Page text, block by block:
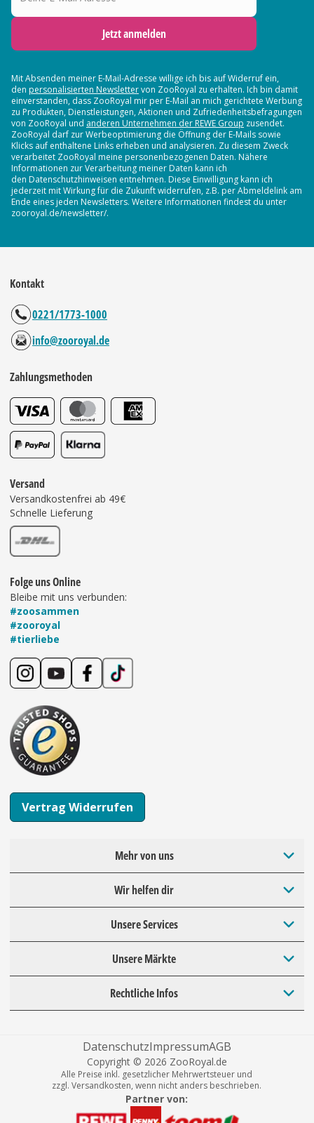
Jetzt anmelden
Mit Absenden meiner E-Mail-Adresse willige ich bis auf Widerruf ein,
den personalisierten Newslettervon ZooRoyal zu erhalten. Ich bin damit
einverstanden, dass ZooRoyal mir per E-Mail an mich gerichtete Werbung
zu Produkten, Dienstleistungen, Aktionen und Zufriedenheitsbefragungen
von ZooRoyal und anderen Unternehmen der REWE Group zusendet.
ZooRoyal darf zur Werbeoptimierung die Öffnung der E-Mails sowie
Klicks auf enthaltene Links erheben und analysieren. Zu diesem Zweck
verarbeitet ZooRoyal meine personenbezogenen Daten. Nähere
Informationen zur Verarbeitung meiner Daten kann ich
den Datenschutzhinweisen entnehmen. Diese Einwilligung kann ich
jederzeit mit Wirkung für die Zukunft widerrufen, z.B. per Abmeldelink am
Ende eines jeden Newsletters. Weitere Informationen findest du unter
zooroyal.de/newsletter/.
Kontakt
0221/1773-1000
info@zooroyal.de
Zahlungsmethoden
Versand
Versandkostenfrei ab 49€
Schnelle Lieferung
Folge uns Online
Bleibe mit uns verbunden:
#zoosammen
#zooroyal
#tierliebe
Vertrag Widerrufen
Mehr von uns
Wir helfen dir
Unsere Services
Unsere Märkte
Rechtliche Infos
DatenschutzImpressumAGB
Copyright © 2026 ZooRoyal.de
Alle Preise inkl. gesetzlicher Mehrwertsteuer und
zzgl. Versandkosten, wenn nicht anders beschrieben.
Partner von: